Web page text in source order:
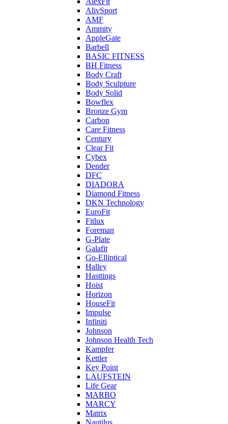
AlivSport
AMF
Ammity
AppleGate
Barbell
BASIC FITNESS
BH Fitness
Body Craft
Body Sculpture
Body Solid
Bowflex
Bronze Gym
Carbon
Care Fitness
Century
Clear Fit
Cybex
Dender
DFC
DIADORA
Diamond Fitness
DKN Technology
EuroFit
Fitlux
Foreman
G-Plate
Galafit
Go-Elliptical
Halley
Hasttings
Hoist
Horizon
HouseFit
Impulse
Infiniti
Johnson
Johnson Health Tech
Kampfer
Kettler
Key Point
LAUFSTEIN
Life Gear
MARBO
MARCY
Matrix
Nautilus